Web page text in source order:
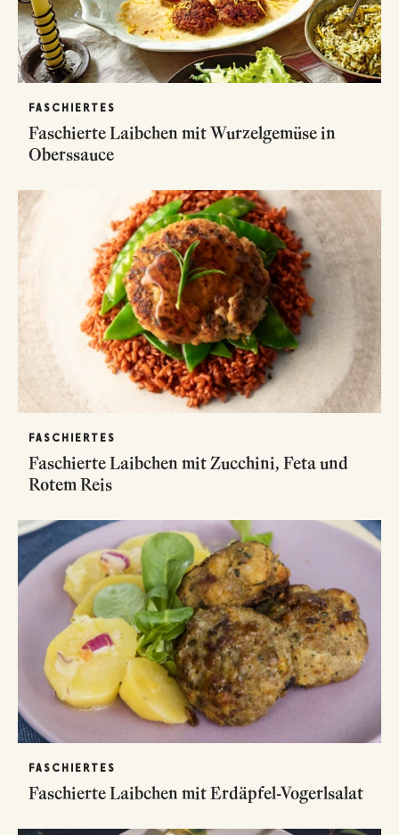
FASCHIERTES
Faschierte Laibchen mit Wurzelgemüse in
Oberssauce
FASCHIERTES
Faschierte Laibchen mit Zucchini, Feta und
Rotem Reis
FASCHIERTES
Faschierte Laibchen mit Erdäpfel-Vogerlsalat